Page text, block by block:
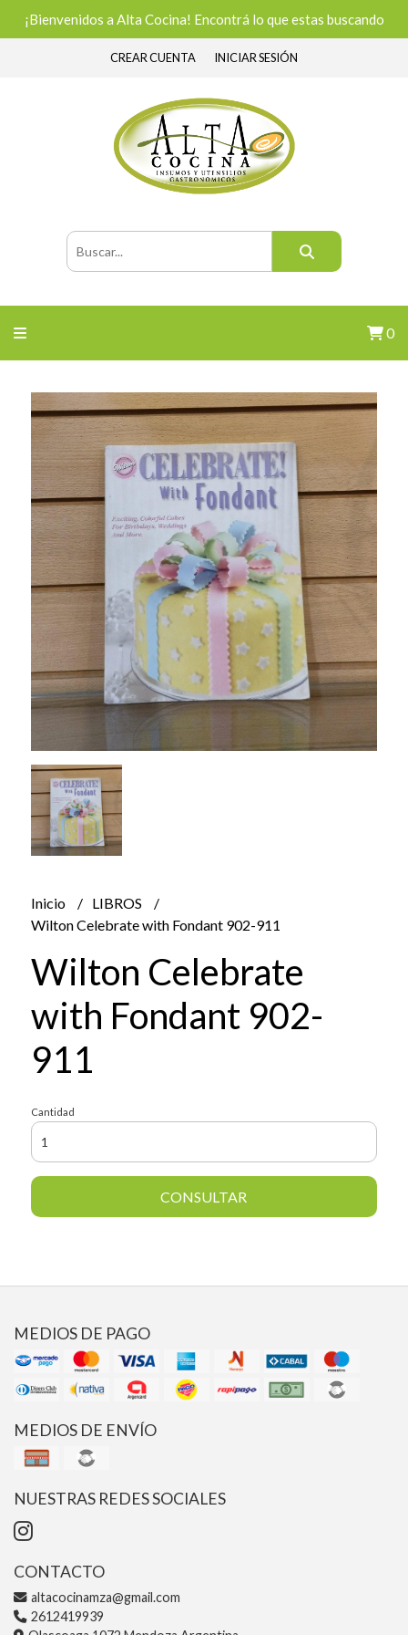
¡Bienvenidos a Alta Cocina! Encontrá lo que estas buscando
CREAR CUENTA INICIAR SESIÓN
0
Inicio
LIBROS
Wilton Celebrate with Fondant 902-911
Wilton Celebrate
with Fondant 902-
911
Cantidad
CONSULTAR
MEDIOS DE PAGO
MEDIOS DE ENVÍO
NUESTRAS REDES SOCIALES
CONTACTO
altacocinamza@gmail.com
2612419939